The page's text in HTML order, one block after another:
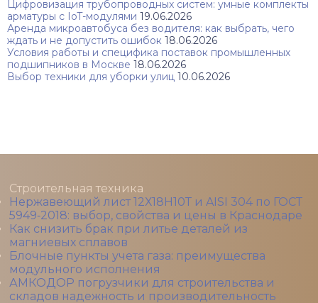
Цифровизация трубопроводных систем: умные комплекты
арматуры с IoT-модулями 19.06.2026
Аренда микроавтобуса без водителя: как выбрать, чего
ждать и не допустить ошибок 18.06.2026
Условия работы и специфика поставок промышленных
подшипников в Москве 18.06.2026
Выбор техники для уборки улиц 10.06.2026
Строительная техника
Нержавеющий лист 12Х18Н10Т и AISI 304 по ГОСТ
5949‑2018: выбор, свойства и цены в Краснодаре
Как снизить брак при литье деталей из
магниевых сплавов
Блочные пункты учета газа: преимущества
модульного исполнения
АМКОДОР погрузчики для строительства и
складов надежность и производительность